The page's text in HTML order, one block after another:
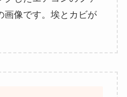
画像です。埃とカビが